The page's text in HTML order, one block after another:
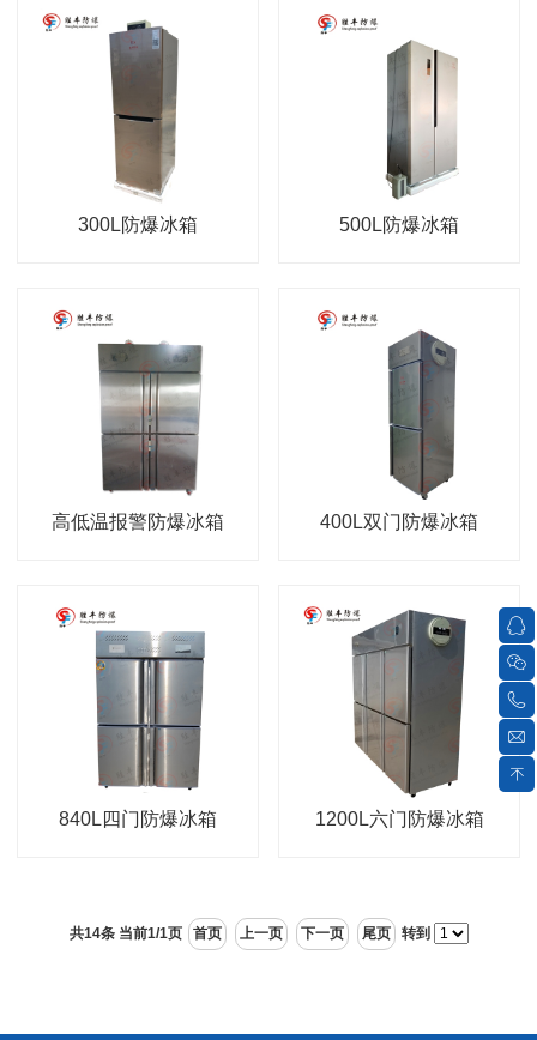
300L防爆冰箱 500L防爆冰箱
高低温报警防爆冰箱 400L双门防爆冰箱
840L四门防爆冰箱 1200L六门防爆冰箱
共14条 当前1/1页 首页 上一页 下一页 尾页 转到